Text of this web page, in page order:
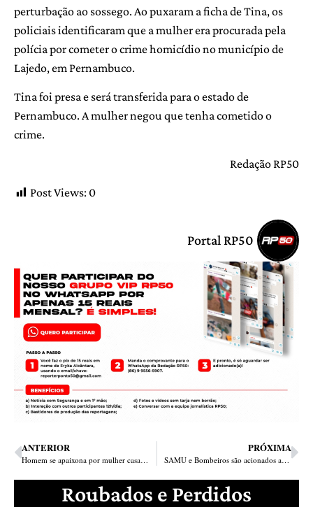
perturbação ao sossego. Ao puxaram a ficha de Tina, os
policiais identificaram que a mulher era procurada pela
polícia por cometer o crime homicídio no município de
Lajedo, em Pernambuco.
Tina foi presa e será transferida para o estado de
Pernambuco. A mulher negou que tenha cometido o
crime.
Redação RP50
Post Views: 0
Portal RP50
ANTERIOR
Homem se apaixona por mulher casada e tentar matar o marido dela em Barra Grande
PRÓXIMA
SAMU e Bombeiros são acionados após elevador cair no Teresina Shopping
Roubados e Perdidos